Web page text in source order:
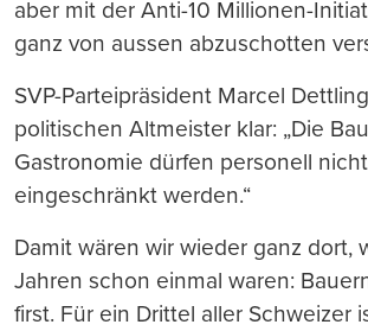
aber mit der Anti-10 Millionen-
ganz von aussen abzuschotten
SVP-Parteipräsident Marcel
politischen Altmeister klar: „Die
Gastronomie dürfen personell nicht
eingeschränkt werden.“
Damit wären wir wieder ganz dort,
Jahren schon einmal waren:
first. Für ein Drittel aller Schweizer